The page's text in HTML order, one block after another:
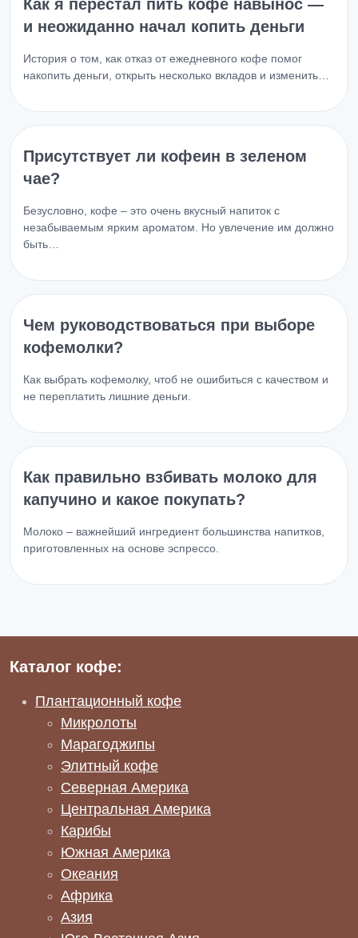
Как я перестал пить кофе навынос —
и неожиданно начал копить деньги
История о том, как отказ от ежедневного кофе помог
накопить деньги, открыть несколько вкладов и изменить…
Присутствует ли кофеин в зеленом
чае?
Безусловно, кофе – это очень вкусный напиток с
незабываемым ярким ароматом. Но увлечение им должно
быть…
Чем руководствоваться при выборе
кофемолки?
Как выбрать кофемолку, чтоб не ошибиться с качеством и
не переплатить лишние деньги.
Как правильно взбивать молоко для
капучино и какое покупать?
Молоко – важнейший ингредиент большинства напитков,
приготовленных на основе эспрессо.
Каталог кофе:
Плантационный кофе
Микролоты
Марагоджипы
Элитный кофе
Северная Америка
Центральная Америка
Карибы
Южная Америка
Океания
Африка
Азия